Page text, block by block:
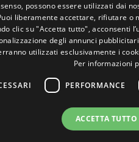
possono essere utilizzati dai
liberamente accettare, rifiutare o
clic su "Accetta tutto", acconsenti
degli annunci
utilizzati esclusivamente i
Per informazioni
PERFORMANCE
ACCETTA TUTTO